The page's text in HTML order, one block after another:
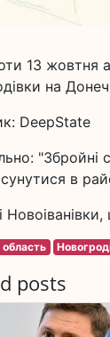
13 жовтня
на
DeepState
"Збройні
в
posts